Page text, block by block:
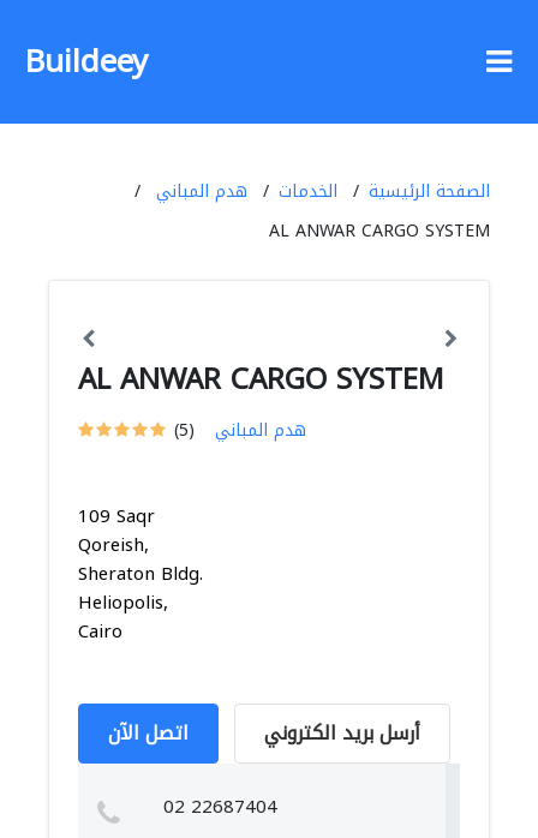
Buildeey
الصفحة الرئيسية الخدمات
هدم المباني
AL ANWAR CARGO SYSTEM
AL ANWAR CARGO SYSTEM
(5) هدم المباني
109 Saqr
Qoreish,
Sheraton Bldg.
Heliopolis,
Cairo
اتصل الآن أرسل بريد الكتروني
02 22687404